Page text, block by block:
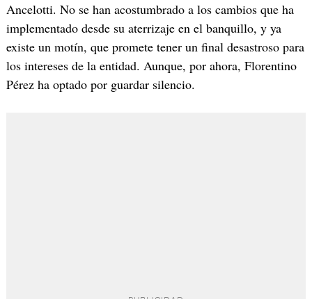
Ancelotti. No se han acostumbrado a los cambios que ha
implementado desde su aterrizaje en el banquillo, y ya
existe un motín, que promete tener un final desastroso para
los intereses de la entidad. Aunque, por ahora, Florentino
Pérez ha optado por guardar silencio.